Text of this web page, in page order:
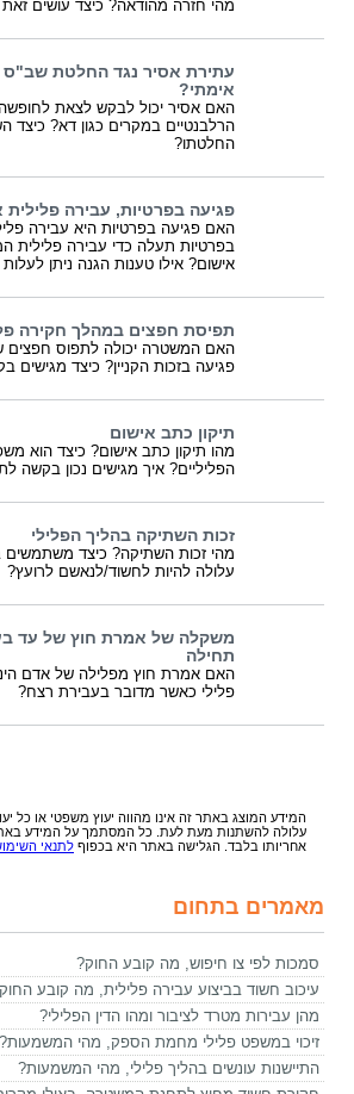
מהי חזרה מהודאה? כיצד עושים זאת
עתירת אסיר נגד החלטת שב"ס
אימתי?
האם אסיר יכול לבקש לצאת
הרלבנטיים במקרים כגון דא?
החלטתו?
פגיעה בפרטיות, עבירה פלילית
האם פגיעה בפרטיות היא עבירה
בפרטיות תעלה כדי עבירה פלילית
אישום? אילו טענות הגנה ניתן
תפיסת חפצים במהלך חקירה
האם המשטרה יכולה לתפוס חפצים
פגיעה בזכות הקניין? כיצד
תיקון כתב אישום
מהו תיקון כתב אישום? כיצד הוא
הפליליים? איך מגישים נכון בקשה
זכות השתיקה בהליך הפלילי
מהי זכות השתיקה? כיצד משתמשים
עלולה להיות לחשוד/לנאשם לרועץ?
משקלה של אמרת חוץ של עד
תחילה
האם אמרת חוץ מפלילה של אדם
פלילי כאשר מדובר בעבירת רצח?
המידע המוצג באתר זה אינו מהווה יעוץ משפטי או כל
עלולה להשתנות מעת לעת. כל המסתמך על המידע
אחריותו בלבד. הגלישה באתר היא בכפוף לתנאי
מאמרים בתחום
סמכות לפי צו חיפוש, מה קובע החוק?
עיכוב חשוד בביצוע עבירה פלילית, מה קובע
מהן עבירות מטרד לציבור ומהו הדין הפלילי?
זיכוי במשפט פלילי מחמת הספק, מהי המשמעות?
התיישנות עונשים בהליך פלילי, מהי המשמעות?